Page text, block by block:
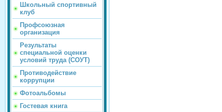
Школьный спортивный
клуб
Профсоюзная
организация
Результаты
специальной оценки
условий труда (СОУТ)
Противодействие
коррупции
Фотоальбомы
Гостевая книга